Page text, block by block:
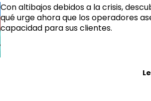
Con altibajos debidos a la crisis,
qué urge ahora que los operadores
capacidad para sus clientes.